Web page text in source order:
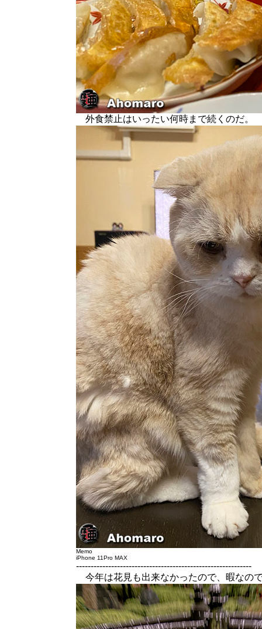
外食禁止はいったい何時まで続くのだ。
Memo
iPhone 11Pro MAX
------------------------------------------------------------
今年は花見も出来なかったので、暇なの